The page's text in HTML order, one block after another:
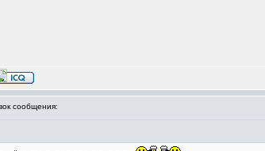
сообщения: